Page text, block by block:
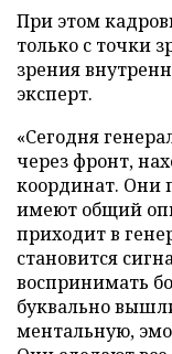
При этом
только с точки
зрения
эксперт.
«Сегодня
через фронт,
координат. Они
имеют общий
приходит в
становится
воспринимать
буквально
ментальную,